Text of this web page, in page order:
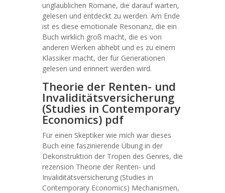
unglaublichen Romane, die darauf warten,
gelesen und entdeckt zu werden. Am Ende
ist es diese emotionale Resonanz, die ein
Buch wirklich groß macht, die es von
anderen Werken abhebt und es zu einem
Klassiker macht, der für Generationen
gelesen und erinnert werden wird.
Theorie der Renten- und
Invaliditätsversicherung
(Studies in Contemporary
Economics) pdf
Für einen Skeptiker wie mich war dieses
Buch eine faszinierende Übung in der
Dekonstruktion der Tropen des Genres, die
rezension Theorie der Renten- und
Invaliditätsversicherung (Studies in
Contemporary Economics) Mechanismen,